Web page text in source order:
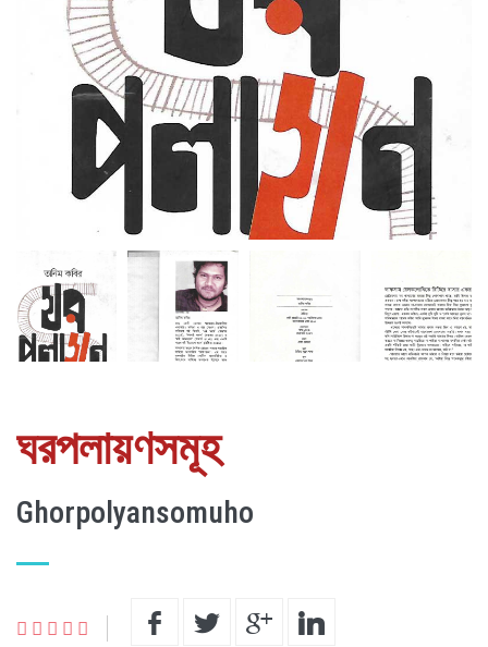
ঘরপলায়ণসমূহ
Ghorpolyansomuho